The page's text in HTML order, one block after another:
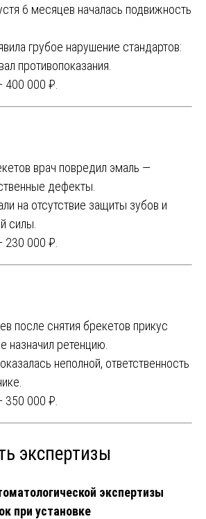
6 месяцев началась подвижность
грубое нарушение стандартов:
противопоказания.
000 ₽.
врач повредил эмаль —
дефекты.
на отсутствие защиты зубов и
силы.
000 ₽.
после снятия брекетов прикус
назначил ретенцию.
неполной, ответственность
000 ₽.
экспертизы
экспертизы
при установке